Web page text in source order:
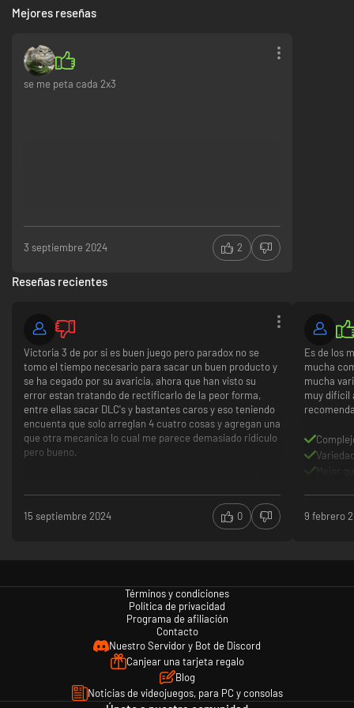
Mejores reseñas
se me peta cada 2x3
3 septiembre 2024 2
Reseñas recientes
Victoria 3 de por si es buen juego pero paradox no se
tomo el tiempo necesario para sacar un buen producto y
se ha cegado por su avaricia, ahora que han visto su
error estan tratando de rectificarlo de la peor forma,
entre ellas sacar DLC's y bastantes caros y eso teniendo
encuenta que solo arreglan 4 cuatro cosas y agregan una
que otra mecanica lo cual me parece demasiado ridiculo
pero bueno.
de ver.
le he dedicado varias horas y puedo decir que no vale la
es bastante desafiante
tiene una interfaz bastante agradable
lo arreglan a base de DLC
las economias estan rotas
tiene muchos bugs y rara vez se cierra
15 septiembre 2024 0
Es de los
mucha
mucha
muy difícil
Mejor
9 febrero
Términos y condiciones
Política de privacidad
Programa de afiliación
Contacto
Nuestro Servidor y Bot de Discord
Canjear una tarjeta regalo
Blog
Noticias de videojuegos, para PC y consolas